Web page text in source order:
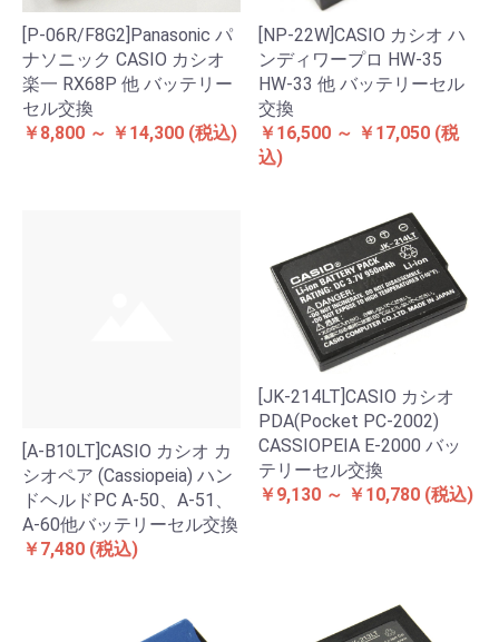
[P-06R/F8G2]Panasonic パ
ナソニック CASIO カシオ
楽一 RX68P 他 バッテリー
セル交換
￥8,800 ～ ￥14,300 (税込)
[NP-22W]CASIO カシオ ハ
ンディワープロ HW-35
HW-33 他 バッテリーセル
交換
￥16,500 ～ ￥17,050 (税
込)
[A-B10LT]CASIO カシオ カ
シオペア (Cassiopeia) ハン
ドヘルドPC A-50、A-51、
A-60他バッテリーセル交換
￥7,480 (税込)
[JK-214LT]CASIO カシオ
PDA(Pocket PC-2002)
CASSIOPEIA E-2000 バッ
テリーセル交換
￥9,130 ～ ￥10,780 (税込)